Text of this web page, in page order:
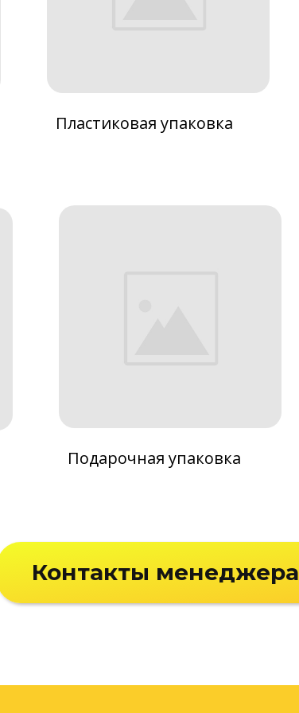
Контакты менеджера
Пластиковая упаковка
Подарочная упаковка